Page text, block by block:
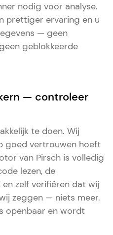
nodig voor analyse.
prettiger ervaring en u
— geen
geblokkeerde
— controleer
te doen. Wij
goed vertrouwen hoeft
van Pirsch is volledig
lezen, de
zelf verifiëren dat wij
zeggen — niets meer.
openbaar en wordt